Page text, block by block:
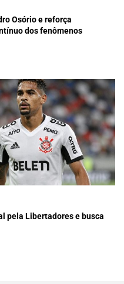
Osório e reforça
dos fenômenos
pela Libertadores e busca